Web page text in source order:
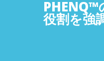
PHENQ™
役割を強